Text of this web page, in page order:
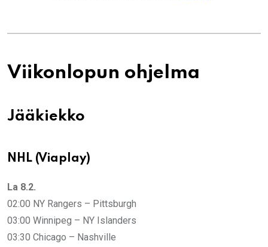
Viikonlopun ohjelma
Jääkiekko
NHL (Viaplay)
La 8.2.
02:00 NY Rangers – Pittsburgh
03:00 Winnipeg – NY Islanders
03:30 Chicago – Nashville